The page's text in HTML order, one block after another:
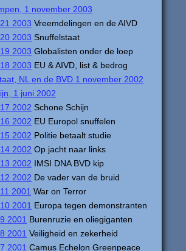
1 november 2003
2003 Vreemdelingen en de AIVD
2003 Snuffelstaat
2003 Globalisten onder de loep
2003 EU & AIVD, list & bedrog
NL en de BVD 1 november 2002
1 juni 2002
2002 Schone Schijn
2002 EU Europol snuffelen
2002 Politie betaalt studie
2002 Op jacht naar links
2002 IMSI DNA BVD kip
2002 De vader van de bruid
2001 War on Terror
2001 Europa tegen demonstranten
2001 Burenruzie en oliegiganten
2001 Veiligheid en zekerheid
2001 Camus Echelon Greenpeace